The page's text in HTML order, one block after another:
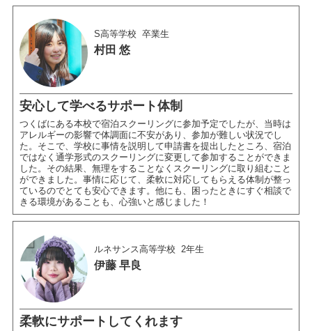
S高等学校 卒業生
村田 悠
安心して学べるサポート体制
つくばにある本校で宿泊スクーリングに参加予定でしたが、当時は
アレルギーの影響で体調面に不安があり、参加が難しい状況でし
た。そこで、学校に事情を説明して申請書を提出したところ、宿泊
ではなく通学形式のスクーリングに変更して参加することができま
した。その結果、無理をすることなくスクーリングに取り組むこと
ができました。事情に応じて、柔軟に対応してもらえる体制が整っ
ているのでとても安心できます。他にも、困ったときにすぐ相談で
きる環境があることも、心強いと感じました！
ルネサンス高等学校 2年生
伊藤 早良
柔軟にサポートしてくれます